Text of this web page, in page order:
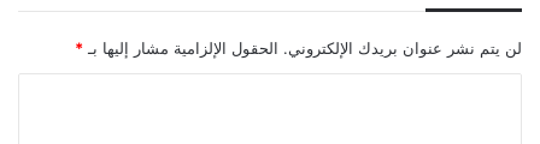
لن يتم نشر عنوان بريدك الإلكتروني. الحقول الإلزامية مشار إليها بـ *